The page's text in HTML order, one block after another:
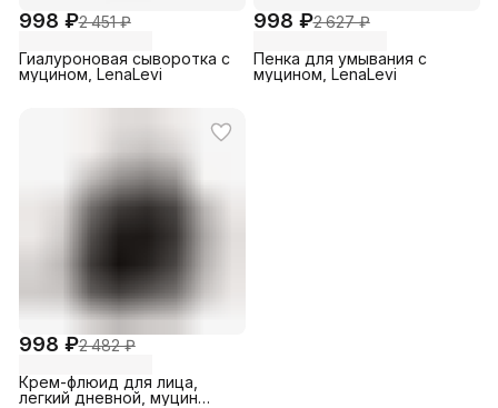
998 ₽2 451 ₽
Гиалуроновая сыворотка с
муцином, LenaLevi
998 ₽2 627 ₽
Пенка для умывания с
муцином, LenaLevi
998 ₽2 482 ₽
Крем-флюид для лица,
легкий дневной, муцин